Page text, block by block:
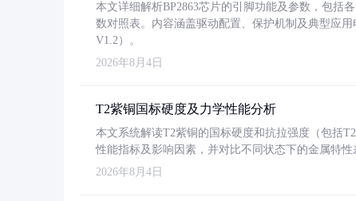
本文详细解析BP2863芯片的引脚功能及参数，包括
数对照表。内容涵盖驱动配置、保护机制及典型应
V1.2）。
2026年8月4日
T2紫铜国标硬度及力学性能分析
本文系统解读T2紫铜的国标硬度和抗拉强度（包括
性能指标及影响因素，并对比不同状态下的金属特性
2026年8月4日